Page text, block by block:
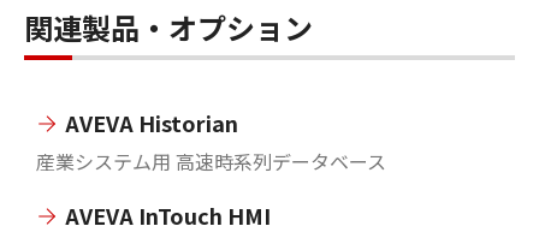
関連製品・オプション
AVEVA Historian
産業システム用 高速時系列データベース
AVEVA InTouch HMI